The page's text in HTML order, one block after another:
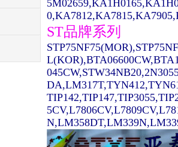
ST品牌系列